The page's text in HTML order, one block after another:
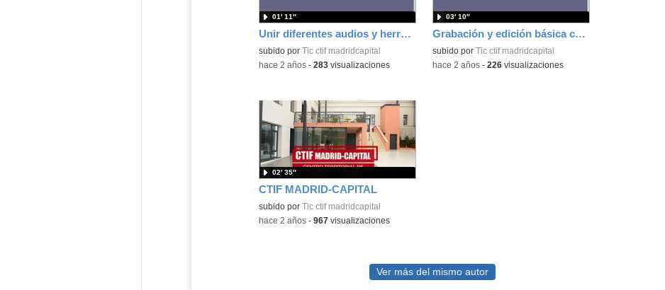
Unir diferentes audios y herramienta lupa en Audacity
subido por Tic ctif madridcapital
01′ 11″
-hace 2 años- 283visualizaciones
Grabación y edición básica con Audacity
subido por Tic ctif madridcapital
03′ 10″
-hace 2 años- 226visualizaciones
CTIF MADRID-CAPITAL
subido por Tic ctif madridcapital
02′ 35″
-hace 2 años- 967visualizaciones
Ver más del mismo autor